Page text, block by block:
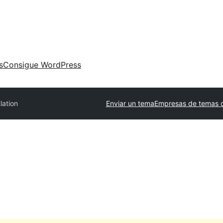
Consigue WordPress
Enviar un temaEmpresas de temas